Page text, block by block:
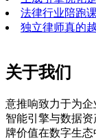
法律行业陪跑
独立律师真的
关于我们
意推响致力于为
智能引擎与数据
牌价值在数字生态